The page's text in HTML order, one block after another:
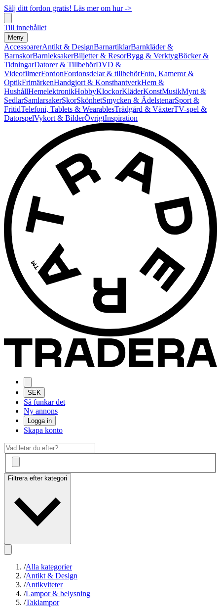
Sälj ditt fordon gratis! Läs mer om hur ->
Till innehållet
Meny
AccessoarerAntikt & DesignBarnartiklarBarnkläder &
BarnskorBarnleksakerBiljetter & ResorBygg & VerktygBöcker &
TidningarDatorer & TillbehörDVD &
VideofilmerFordonFordonsdelar & tillbehörFoto, Kameror &
OptikFrimärkenHandgjort & KonsthantverkHem &
HushållHemelektronikHobbyKlockorKläderKonstMusikMynt &
SedlarSamlarsakerSkorSkönhetSmycken & ÄdelstenarSport &
FritidTelefoni, Tablets & WearablesTrädgård & VäxterTV-spel &
DatorspelVykort & BilderÖvrigtInspiration
SEK
Så funkar det
Ny annons
Logga in
Skapa konto
Filtrera efter kategori
/Alla kategorier
/Antikt & Design
/Antikviteter
/Lampor & belysning
/Taklampor